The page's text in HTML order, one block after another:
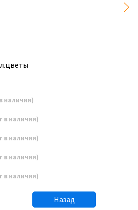
наличии)
в наличии)
в наличии)
в наличии)
в наличии)
Назад